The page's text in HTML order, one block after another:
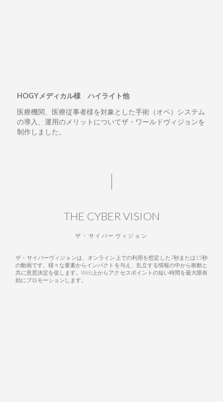
HOGYメディカル様 ハイライト他
医療機関、医療従事者様を対象とした手術（オペ）システム
の導入、運用のメリットについてザ・ワールドヴィジョンを
制作しました。
THE CYBER VISION
ザ・サイバーヴィジョン
ザ・サイバーヴィジョンは、オンライン上での利用を想定した7秒または15秒
の動画です。様々な要素からインパクトを与え、乱立する情報の中から衝動と
共に意思決定を促します。Web上からアクセスポイントの短い時間を最大限有
効にプロモーションします。